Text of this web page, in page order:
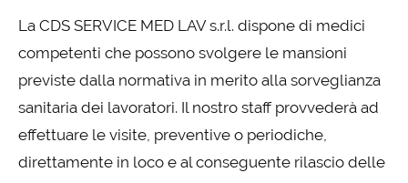
La CDS SERVICE MED LAV s.r.l. dispone di medici
competenti che possono svolgere le mansioni
previste dalla normativa in merito alla sorveglianza
sanitaria dei lavoratori. Il nostro staff provvederà ad
effettuare le visite, preventive o periodiche,
direttamente in loco e al conseguente rilascio delle